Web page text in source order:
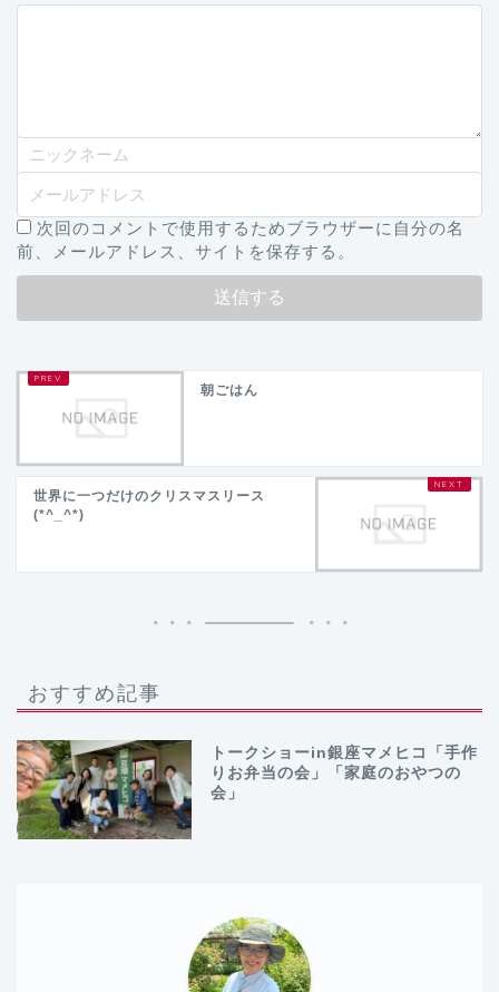
次回のコメントで使用するためブラウザーに自分の名
前、メールアドレス、サイトを保存する。
朝ごはん
世界に一つだけのクリスマスリース
(*^_^*)
おすすめ記事
トークショーin銀座マメヒコ「手作
りお弁当の会」「家庭のおやつの
会」